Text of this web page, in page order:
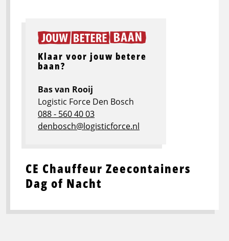
CE Chauffeur Zeecontainers
Dag of Nacht
Klaar voor jouw betere
baan?
Bas van Rooij
Logistic Force Den Bosch
088 - 560 40 03
denbosch@logisticforce.nl